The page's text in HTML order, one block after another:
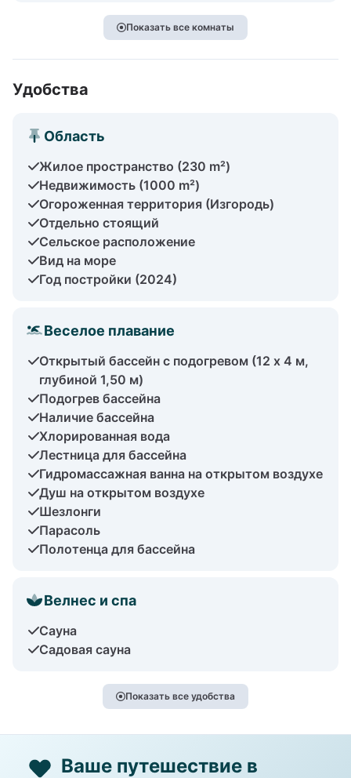
Показать все комнаты
Удобства
Область
Жилое пространство (230 m²)
Недвижимость (1000 m²)
Огороженная территория (Изгородь)
Отдельно стоящий
Сельское расположение
Вид на море
Год постройки (2024)
Веселое плавание
Открытый бассейн с подогревом (12 х 4 м,
глубиной 1,50 м)
Подогрев бассейна
Наличие бассейна
Хлорированная вода
Лестница для бассейна
Гидромассажная ванна на открытом воздухе
Душ на открытом воздухе
Шезлонги
Парасоль
Полотенца для бассейна
Велнес и спа
Сауна
Садовая сауна
Показать все удобства
Ваше путешествие в